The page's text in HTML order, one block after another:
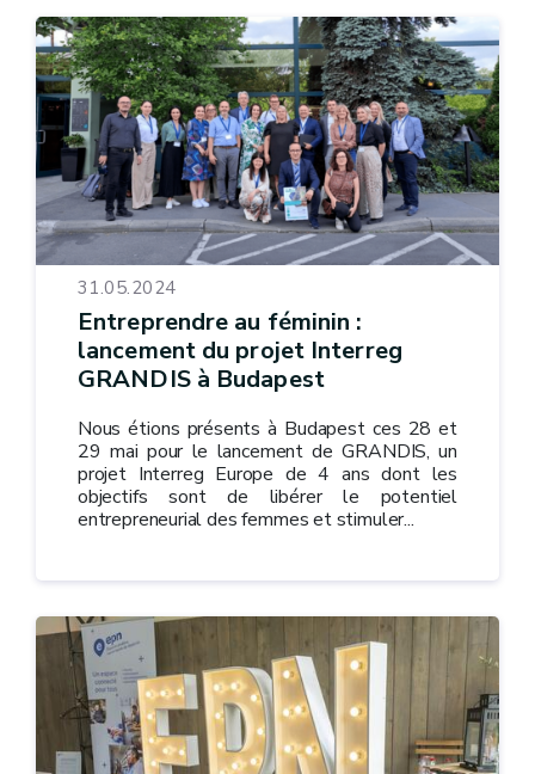
31.05.2024
Entreprendre au féminin :
lancement du projet Interreg
GRANDIS à Budapest
Nous étions présents à Budapest ces 28 et
29 mai pour le lancement de GRANDIS, un
projet Interreg Europe de 4 ans dont les
objectifs sont de libérer le potentiel
entrepreneurial des femmes et stimuler...